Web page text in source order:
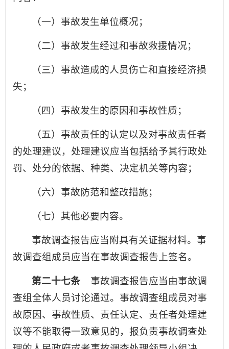
（一）事故发生单位概况；
（二）事故发生经过和事故救援情况；
（三）事故造成的人员伤亡和直接经济损
失；
（四）事故发生的原因和事故性质；
（五）事故责任的认定以及对事故责任者
的处理建议，处理建议应当包括给予其行政处
罚、处分的依据、种类、决定机关等内容；
（六）事故防范和整改措施；
（七）其他必要内容。
事故调查报告应当附具有关证据材料。事
故调查组成员应当在事故调查报告上签名。
第二十七条 事故调查报告应当由事故调
查组全体人员讨论通过。事故调查组成员对事
故原因、事故性质、责任认定、责任者处理建
议等不能取得一致意见的，报负责事故调查处